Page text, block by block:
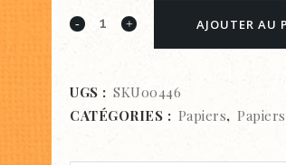
Papier
texturé
-
AJOUTER AU
UGS : SKU00446
CATÉGORIES : Papiers,